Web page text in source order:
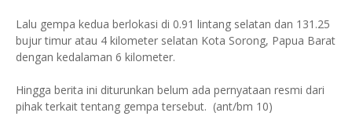
Lalu gempa kedua berlokasi di 0.91 lintang selatan dan 131.25
bujur timur atau 4 kilometer selatan Kota Sorong, Papua Barat
dengan kedalaman 6 kilometer.
Hingga berita ini diturunkan belum ada pernyataan resmi dari
pihak terkait tentang gempa tersebut. (ant/bm 10)